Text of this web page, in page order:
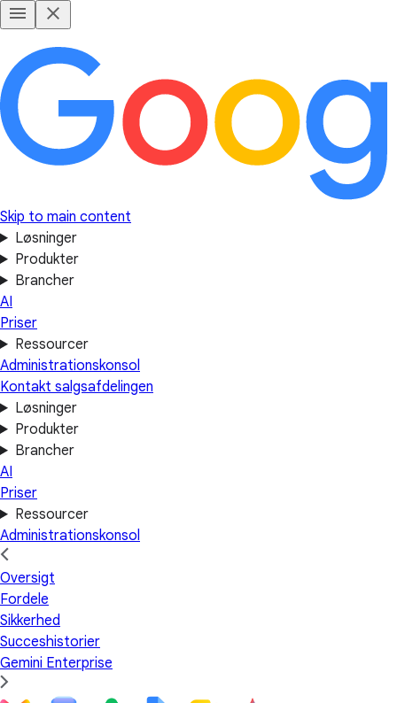
Skip to main content
Løsninger
Produkter
Brancher
AI
Priser
Ressourcer
Administrationskonsol
Kontakt salgsafdelingen
Løsninger
Produkter
Brancher
AI
Priser
Ressourcer
Administrationskonsol
Oversigt
Fordele
Sikkerhed
Succeshistorier
Gemini Enterprise